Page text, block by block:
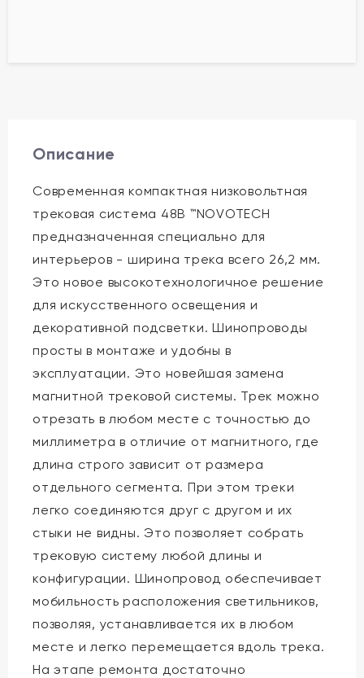
Описание
Современная компактная низковольтная
трековая система 48В ™NOVOTECH
предназначенная специально для
интерьеров - ширина трека всего 26,2 мм.
Это новое высокотехнологичное решение
для искусственного освещения и
декоративной подсветки. Шинопроводы
просты в монтаже и удобны в
эксплуатации. Это новейшая замена
магнитной трековой системы. Трек можно
отрезать в любом месте с точностью до
миллиметра в отличие от магнитного, где
длина строго зависит от размера
отдельного сегмента. При этом треки
легко соединяются друг с другом и их
стыки не видны. Это позволяет собрать
трековую систему любой длины и
конфигурации. Шинопровод обеспечивает
мобильность расположения светильников,
позволяя, устанавливается их в любом
месте и легко перемещается вдоль трека.
На этапе ремонта достаточно